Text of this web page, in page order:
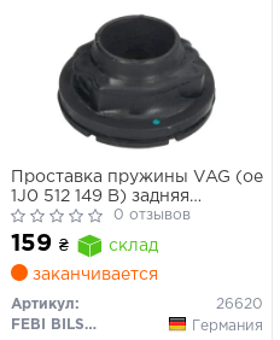
Проставка пружины VAG (ое
1J0 512 149 B) задняя
верхняя (пр-во Febi)
0 отзывов
159 ₴
склад
заканчивается
Артикул:
26620
FEBI BILSTEIN
Германия